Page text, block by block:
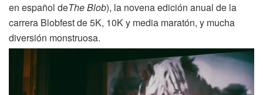
en español deThe Blob), la novena edición anual de la
carrera Blobfest de 5K, 10K y media maratón, y mucha
diversión monstruosa.